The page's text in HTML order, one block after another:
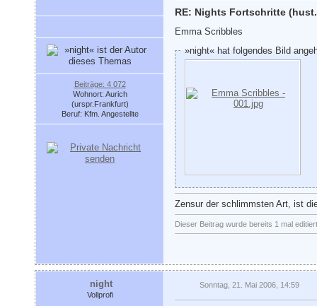
Beiträge: 4 072
Wohnort: Aurich
(urspr.Frankfurt)
Beruf: Kfm. Angestellte
RE: Nights Fortschritte
Emma Scribbles
»night« hat folgendes Bild
Zensur der schlimmsten Art, ist
Dieser Beitrag wurde bereits 1 mal
night
Vollprofi
Sonntag, 21. Mai 2006, 14:59